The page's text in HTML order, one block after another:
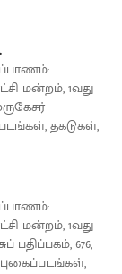
மன்றம், 1வது
தகடுகள்,
மன்றம், 1வது
பதிப்பகம், 676,
புகைப்படங்கள்,